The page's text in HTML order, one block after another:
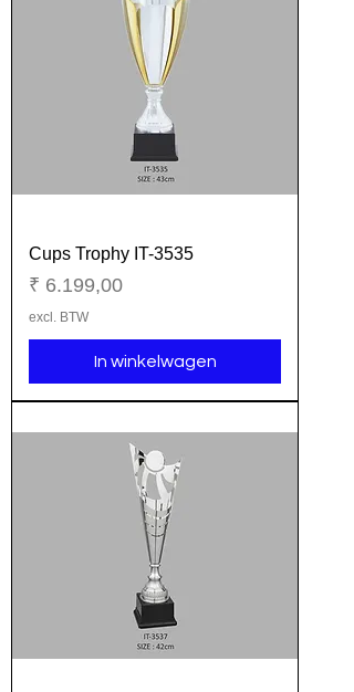
Cups Trophy IT-3535
Prijs
₹ 6.199,00
excl. BTW
In winkelwagen